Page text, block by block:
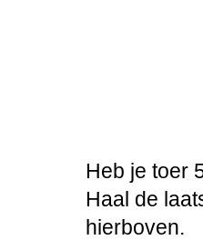
Heb je toer
Haal de
hierboven.